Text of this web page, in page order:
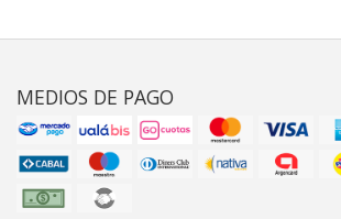
MEDIOS DE PAGO